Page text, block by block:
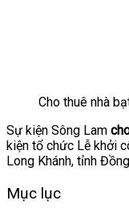
Cho thuê nhà
Sự kiện Sông Lam
kiện tổ chức Lễ khởi
Long Khánh, tỉnh
Mục lục